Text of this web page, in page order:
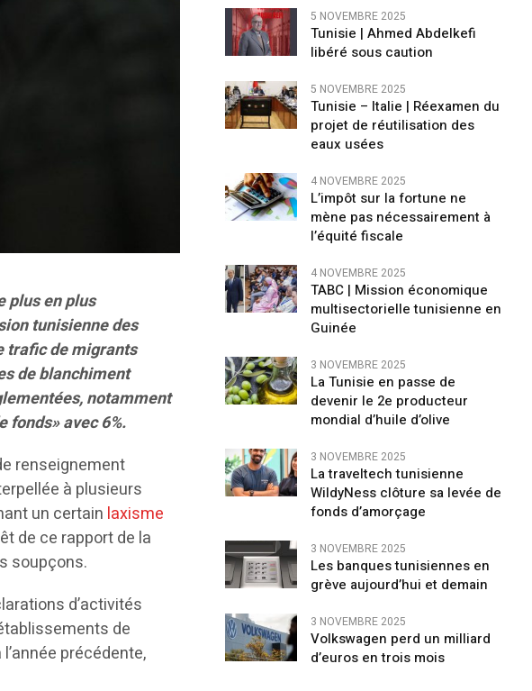
plus en plus
tunisienne des
trafic de migrants
de blanchiment
notamment
fonds» avec 6%.
renseignement
à plusieurs
un certain laxisme
de ce rapport de la
soupçons.
d’activités
de
précédente,
5 NOVEMBRE 2025
Tunisie | Ahmed Abdelkefi
libéré sous caution
5 NOVEMBRE 2025
Tunisie – Italie | Réexamen du
projet de réutilisation des
eaux usées
4 NOVEMBRE 2025
L’impôt sur la fortune ne
mène pas nécessairement à
l’équité fiscale
4 NOVEMBRE 2025
TABC | Mission économique
multisectorielle tunisienne en
Guinée
3 NOVEMBRE 2025
La Tunisie en passe de
devenir le 2e producteur
mondial d’huile d’olive
3 NOVEMBRE 2025
La traveltech tunisienne
WildyNess clôture sa levée de
fonds d’amorçage
3 NOVEMBRE 2025
Les banques tunisiennes en
grève aujourd’hui et demain
3 NOVEMBRE 2025
Volkswagen perd un milliard
d’euros en trois mois